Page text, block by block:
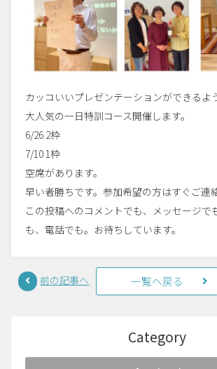
カッコいいプレゼンテーションができるよ
大人気の一日特訓コース開催します。
6/26 2枠
7/10 1枠
空席があります。
早い者勝ちです。参加希望の方はすぐご連
この投稿へのコメントでも、メッセージで
も、電話でも。お待ちしています。
前の記事へ 一覧へ戻る
Category